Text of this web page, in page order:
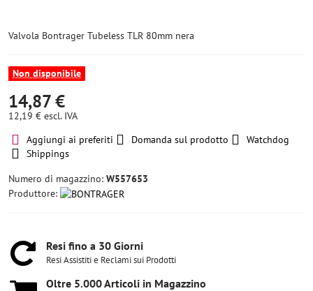
Valvola Bontrager Tubeless TLR 80mm nera
Non disponibile
14,87 €
12,19 € escl. IVA
Aggiungi ai preferiti
Domanda sul prodotto
Watchdog
Shippings
Numero di magazzino: W557653
Produttore:
Resi fino a 30 Giorni
Resi Assistiti e Reclami sui Prodotti
Oltre 5​.000 Articoli in Magazzino